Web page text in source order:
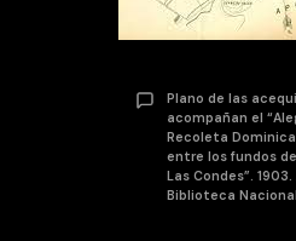
Plano de las
acompañan el
Recoleta
entre los fundos
Las Condes”.
Biblioteca Nacional